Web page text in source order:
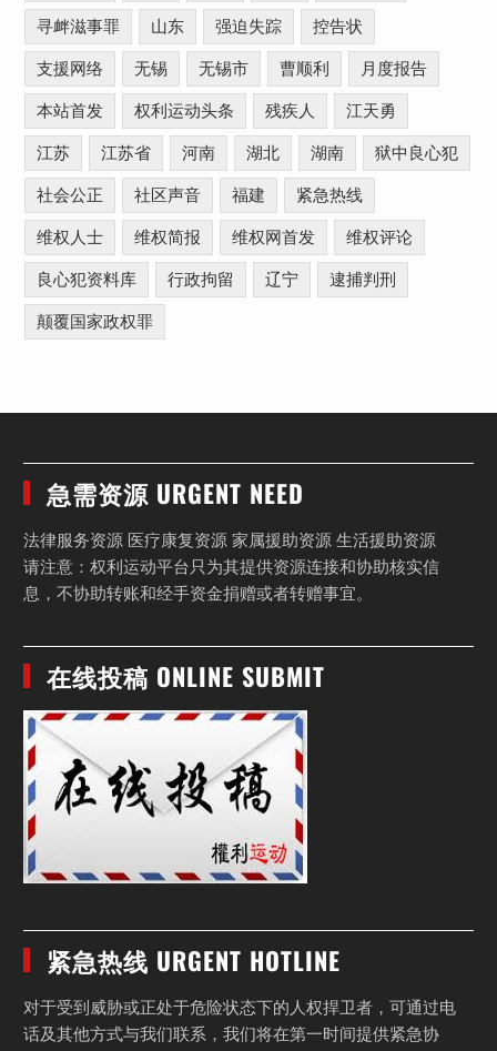
寻衅滋事罪 山东 强迫失踪 控告状
支援网络 无锡 无锡市 曹顺利 月度报告
本站首发 权利运动头条 残疾人 江天勇
江苏 江苏省 河南 湖北 湖南 狱中良心犯
社会公正 社区声音 福建 紧急热线
维权人士 维权简报 维权网首发 维权评论
良心犯资料库 行政拘留 辽宁 逮捕判刑
颠覆国家政权罪
急需资源 URGENT NEED
法律服务资源 医疗康复资源 家属援助资源 生活援助资源
请注意：权利运动平台只为其提供资源连接和协助核实信
息，不协助转账和经手资金捐赠或者转赠事宜。
在线投稿 ONLINE SUBMIT
紧急热线 URGENT HOTLINE
对于受到威胁或正处于危险状态下的人权捍卫者，可通过电
话及其他方式与我们联系，我们将在第一时间提供紧急协